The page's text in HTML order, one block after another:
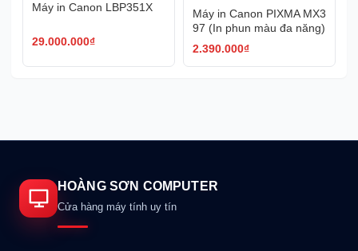
Máy in Canon LBP351X
29.000.000₫
Máy in Canon PIXMA MX3
97 (In phun màu đa năng)
2.390.000₫
HOÀNG SƠN COMPUTER
Cửa hàng máy tính uy tín